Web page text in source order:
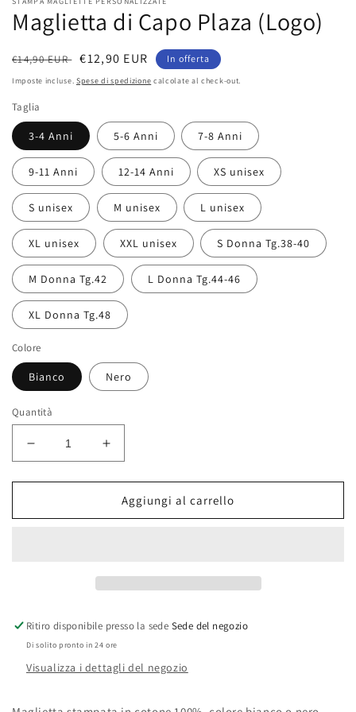
Maglietta di Capo Plaza (Logo)
Prezzo
di
€14,90 EUR Prezzo
scontato
€12,90 EUR In offerta
Imposte incluse. Spese di spedizione calcolate al check-out.
Taglia
3-4 Anni 5-6 Anni 7-8 Anni
9-11 Anni 12-14 Anni XS unisex
S unisex M unisex L unisex
XL unisex XXL unisex S Donna Tg.38-40
M Donna Tg.42 L Donna Tg.44-46
XL Donna Tg.48
Colore
Bianco Nero
Quantità
Diminuisci
quantità
per
di
Aumenta
quantità
per
Maglietta
di
Aggiungi al carrello
Ritiro disponibile presso la sede Sede del negozio
Di solito pronto in 24 ore
Visualizza i dettagli del negozio